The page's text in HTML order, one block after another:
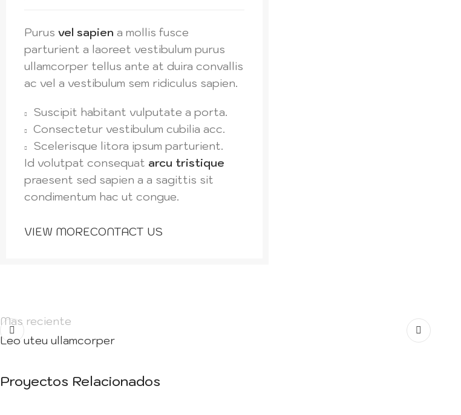
Purus vel sapien a mollis fusce
parturient a laoreet vestibulum purus
ullamcorper tellus ante at duira convallis
ac vel a vestibulum sem ridiculus sapien.
Suscipit habitant vulputate a porta.
Consectetur vestibulum cubilia acc.
Scelerisque litora ipsum parturient.
Id volutpat consequat arcu tristique
praesent sed sapien a a sagittis sit
condimentum hac ut congue.
VIEW MORECONTACT US
Mas reciente
Leo uteu ullamcorper
Proyectos Relacionados